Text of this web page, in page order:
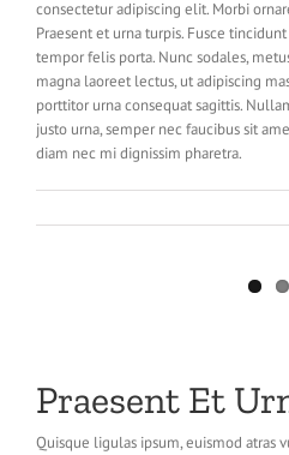
consectetur adipiscing elit. Morbi
Praesent et urna turpis. Fusce
tempor felis porta. Nunc sodales,
magna laoreet lectus, ut adipiscing
porttitor urna consequat sagittis.
justo urna, semper nec faucibus sit
diam nec mi dignissim pharetra.
Praesent Et
Quisque ligulas ipsum, euismod atras